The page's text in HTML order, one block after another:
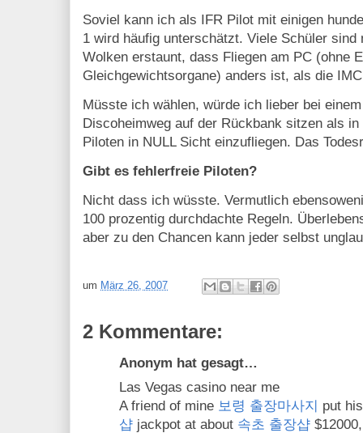
Soviel kann ich als IFR Pilot mit einigen
1 wird häufig unterschätzt. Viele Schüler sind
Wolken erstaunt, dass Fliegen am PC (ohne
Gleichgewichtsorgane) anders ist, als die
Müsste ich wählen, würde ich lieber bei
Discoheimweg auf der Rückbank sitzen als
Piloten in NULL Sicht einzufliegen. Das
Gibt es fehlerfreie Piloten?
Nicht dass ich wüsste. Vermutlich
100 prozentig durchdachte Regeln.
aber zu den Chancen kann jeder selbst
um März 26, 2007
2 Kommentare:
Anonym hat gesagt…
Las Vegas casino near me
A friend of mine 보령 출장마사지 put
샵 jackpot at about 속초 출장샵